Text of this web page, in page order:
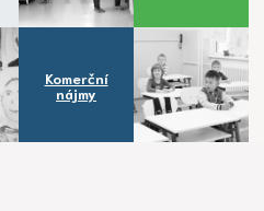
Komerční
nájmy